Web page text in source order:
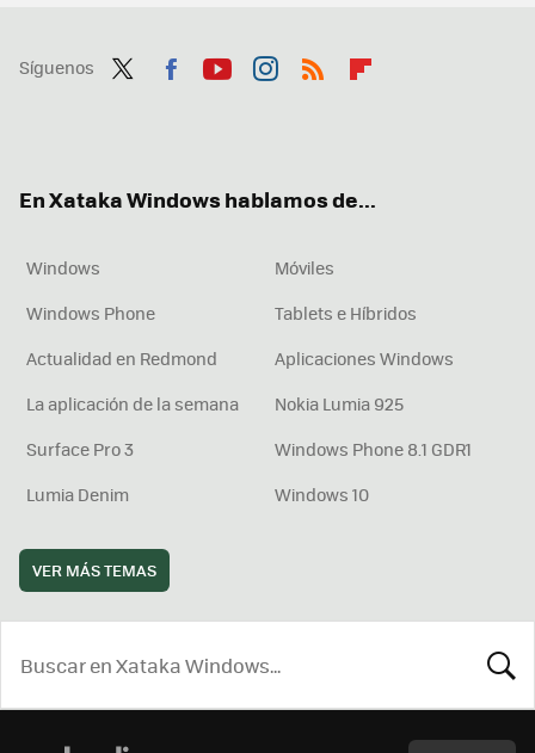
Síguenos
En Xataka Windows hablamos de...
Windows
Móviles
Windows Phone
Tablets e Híbridos
Actualidad en Redmond
Aplicaciones Windows
La aplicación de la semana
Nokia Lumia 925
Surface Pro 3
Windows Phone 8.1 GDR1
Lumia Denim
Windows 10
VER MÁS TEMAS